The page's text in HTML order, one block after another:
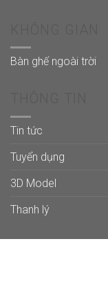
Bàn ghế ngoài trời
Tin tức
Tuyển dụng
3D Model
Thanh lý